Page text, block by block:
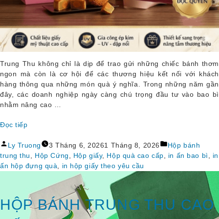
Trung Thu không chỉ là dịp để trao gửi những chiếc bánh thơm
ngon mà còn là cơ hội để các thương hiệu kết nối với khách
hàng thông qua những món quà ý nghĩa. Trong những năm gần
đây, các doanh nghiệp ngày càng chú trọng đầu tư vào bao bì
nhằm nâng cao …
Đọc tiếp
Bánh
Trung
Thu
Thiết
Kế
Hiện
Đăng
bởi
Ly Truong 3 Tháng 6, 20261 Tháng 8, 2026
Đăng
trong
Hộp bánh
trung thu, Hộp Cứng, Hộp giấy, Hộp quà cao cấp, in ấn bao bì, in
ấn hộp đựng quà, in hộp giấy theo yêu cầu
HỘP BÁNH TRUNG THU CAO